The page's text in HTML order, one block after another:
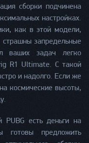
сборки подчинена
настройках.
как в этой модели,
страшны запредельные
ваших задач легко
R1 Ultimate. С такой
и надолго. Если же
космические высоты,
есть деньги на
предложить